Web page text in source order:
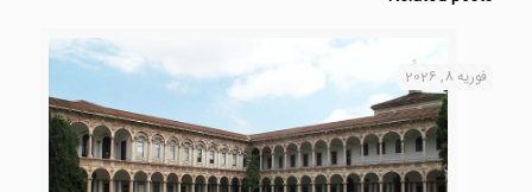
فوریه 8, 2026